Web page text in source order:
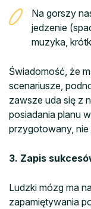
Na gorszy
jedzenie
muzyka,
Świadomość, że
scenariusze,
zawsze uda się z
posiadania planu
przygotowany, nie
3. Zapis
Ludzki mózg ma
zapamiętywania